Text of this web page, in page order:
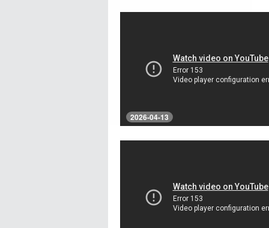
2026-04-13